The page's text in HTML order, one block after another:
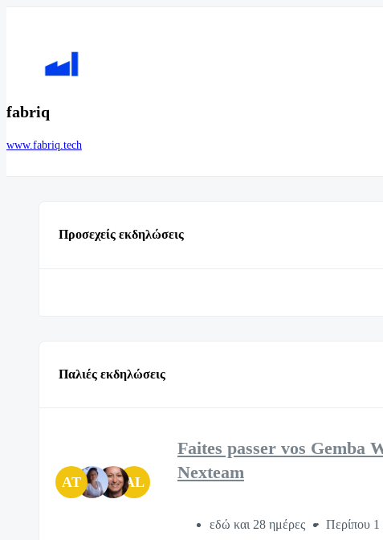
fabriq
www.fabriq.tech
Προσεχείς εκδηλώσεις
Παλιές εκδηλώσεις
AT AL
Faites passer vos Gemba
Nexteam
εδώ και 28 ημέρες Περίπου